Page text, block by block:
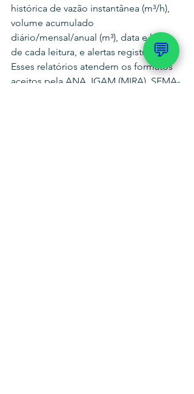
histórica de vazão instantânea (m³/h),
volume acumulado
diário/mensal/anual (m³), data e hora
de cada leitura, e alertas registrados.
Esses relatórios atendem os formatos
aceitos pela ANA, IGAM (MIRA), SEMA-
💬